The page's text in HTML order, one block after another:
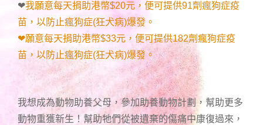
❤我願意每天捐助港幣$20元，便可提供91劑瘋狗症疫
苗，以防止瘋狗症(狂犬病)爆發。
❤願意每天捐助港幣$33元，便可提供182劑瘋狗症疫
苗，以防止瘋狗症(狂犬病)爆發。
我想成為動物助養父母，參加助養動物計劃，幫助更多
動物重獲新生！幫助牠們從被遺棄的傷痛中康復過來，